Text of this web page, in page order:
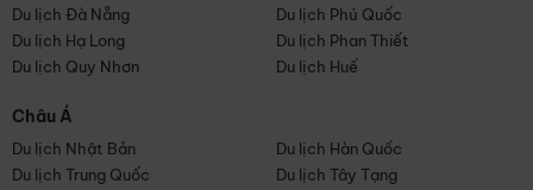
Du lịch Đà Nẵng
Du lịch Phú Quốc
Du lịch Hạ Long
Du lịch Phan Thiết
Du lịch Quy Nhơn
Du lịch Huế
Châu Á
Du lịch Nhật Bản
Du lịch Hàn Quốc
Du lịch Trung Quốc
Du lịch Tây Tạng